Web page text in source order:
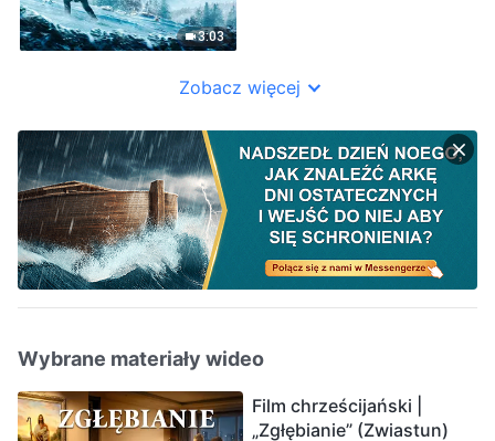
3:03
Zobacz więcej
Wybrane materiały wideo
Film chrześcijański |
„Zgłębianie” (Zwiastun)